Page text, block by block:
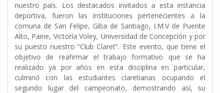
nuestro país. Los destacados invitados a esta instancia
deportiva, fueron las instituciones pertenecientes a la
comuna de San Felipe, Giba de Santiago, I.M.V de Puente
Alto, Paine, Victoría Voley, Universidad de Concepción y por
su puesto nuestro “Club Claret”. Este evento, que tiene el
objetivo de reafirmar el trabajo formativo que se ha
realizado ya por años en esta disciplina en particular,
culminó con las estudiantes claretianas ocupando el
segundo lugar del campeonato, demostrando así, su